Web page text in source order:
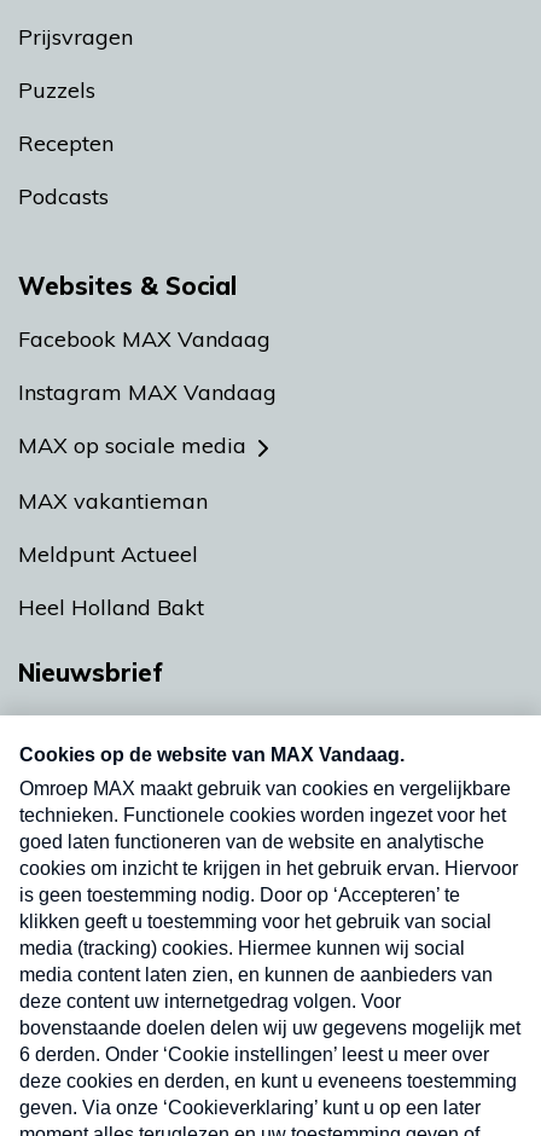
Prijsvragen
Puzzels
Recepten
Podcasts
Websites & Social
Facebook MAX Vandaag
Instagram MAX Vandaag
MAX op sociale media
MAX vakantieman
Meldpunt Actueel
Heel Holland Bakt
Nieuwsbrief
Neem hier een gratis abonnement op onze
nieuwsbrief. Elke vrijdag- en dinsdagochtend in
uw mailbox.
Verzend
Nieuwsbrief
Neem hier een gratis abonnement op onze